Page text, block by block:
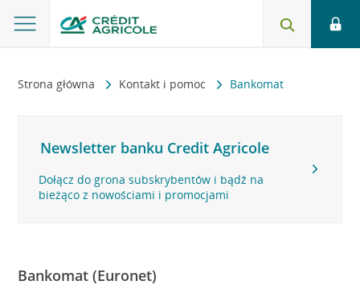
Strona główna Kontakt i pomoc Bankomat
Newsletter banku Credit Agricole
Dołącz do grona subskrybentów i bądź na
bieżąco z nowościami i promocjami
Bankomat (Euronet)